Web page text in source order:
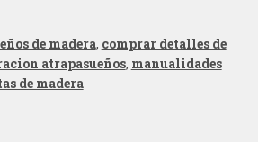
de madera, comprar detalles de
atrapasueños, manualidades
de madera